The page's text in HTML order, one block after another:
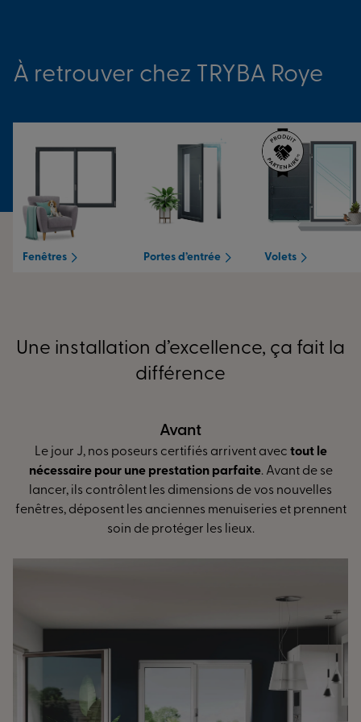
À retrouver chez TRYBA Roye
Fenêtres Portes d’entrée Volets
Une installation d’excellence, ça fait la
différence
avectout le
. Avant de se
vos nouvelles
et prennent
L’installation peut débuter !
réglage des ouvrants... Nos poseurs
mesure vous assurentdes finitions
une isolation optimaleet de plus